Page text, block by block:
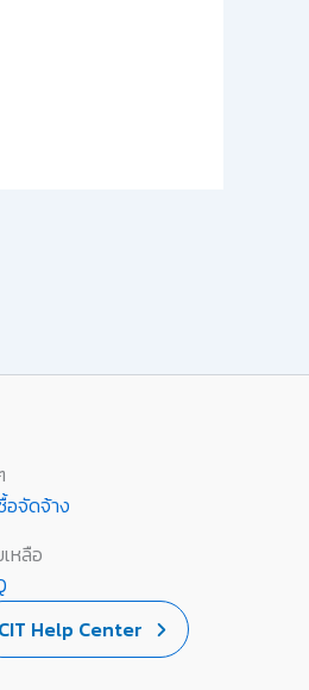
อจัดจ้าง
หลือ
Help Center